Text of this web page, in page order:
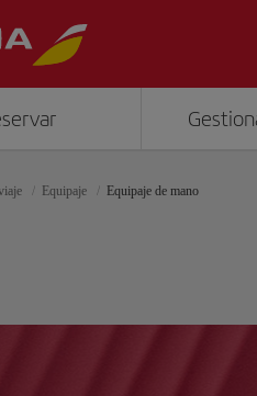
Equipaje Equipaje de mano